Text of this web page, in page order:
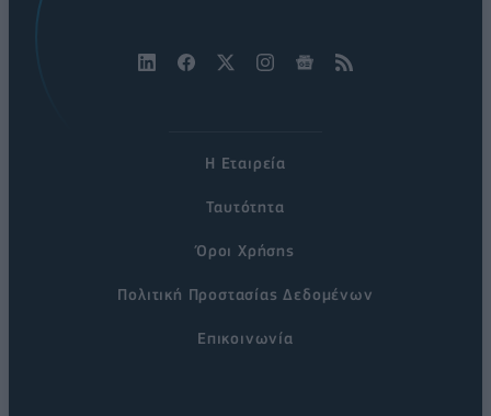
Η Εταιρεία
Ταυτότητα
Όροι Χρήσης
Πολιτική Προστασίας Δεδομένων
Επικοινωνία